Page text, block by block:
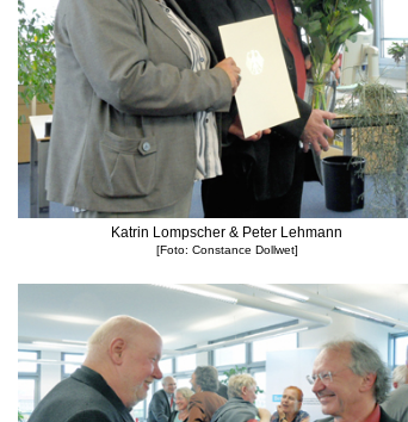
Katrin Lompscher & Peter Lehmann
[Foto: Constance Dollwet]